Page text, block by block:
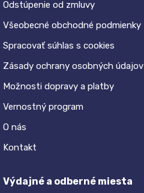
Odstúpenie od zmluvy
Všeobecné obchodné podmienky
Spracovať súhlas s cookies
Zásady ochrany osobných údajov
Možnosti dopravy a platby
Vernostný program
O nás
Kontakt
Výdajné a odberné miesta